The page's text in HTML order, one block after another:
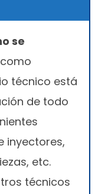
se
técnico está
de todo
inyectores,
etc.
técnicos